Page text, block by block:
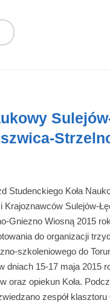
Studenckiego Koła
Krajoznawców Sulejów-
Gniezno Wiosną 2015
do organizacji
szkoleniowego do
dniach 15-17 maja 2015
oraz opiekun Koła.
zespół